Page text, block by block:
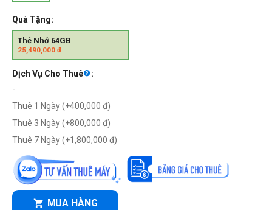
Quà Tặng:
Thẻ Nhớ 64GB
25,490,000 đ
Dịch Vụ Cho Thuê
:
-
Thuê 1 Ngày (+400,000 đ)
Thuê 3 Ngày (+800,000 đ)
Thuê 7 Ngày (+1,800,000 đ)
MUA HÀNG